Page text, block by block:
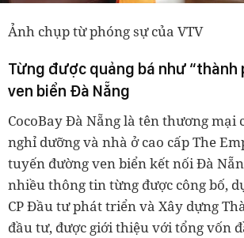
Ảnh chụp từ phóng sự của VTV
Từng được quảng bá như “thành
ven biển Đà Nẵng
CocoBay Đà Nẵng là tên thương mại
nghỉ dưỡng và nhà ở cao cấp The
tuyến đường ven biển kết nối Đà
nhiều thông tin từng được công bố,
CP Đầu tư phát triển và Xây dựng
đầu tư, được giới thiệu với tổng vốn